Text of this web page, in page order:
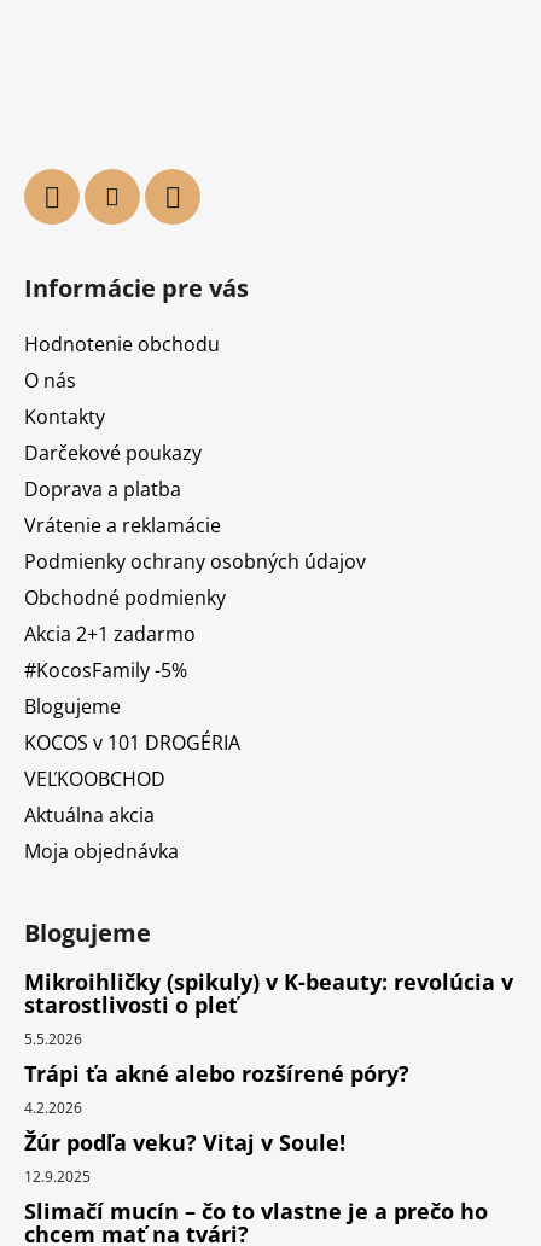
Informácie pre vás
Hodnotenie obchodu
O nás
Kontakty
Darčekové poukazy
Doprava a platba
Vrátenie a reklamácie
Podmienky ochrany osobných údajov
Obchodné podmienky
Akcia 2+1 zadarmo
#KocosFamily -5%
Blogujeme
KOCOS v 101 DROGÉRIA
VEĽKOOBCHOD
Aktuálna akcia
Moja objednávka
Blogujeme
Mikroihličky (spikuly) v K-beauty: revolúcia v
starostlivosti o pleť
5.5.2026
Trápi ťa akné alebo rozšírené póry?
4.2.2026
Žúr podľa veku? Vitaj v Soule!
12.9.2025
Slimačí mucín – čo to vlastne je a prečo ho
chcem mať na tvári?